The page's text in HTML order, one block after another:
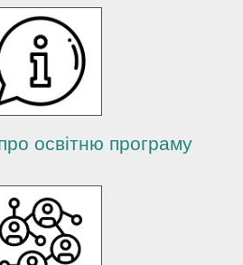
освітню програму